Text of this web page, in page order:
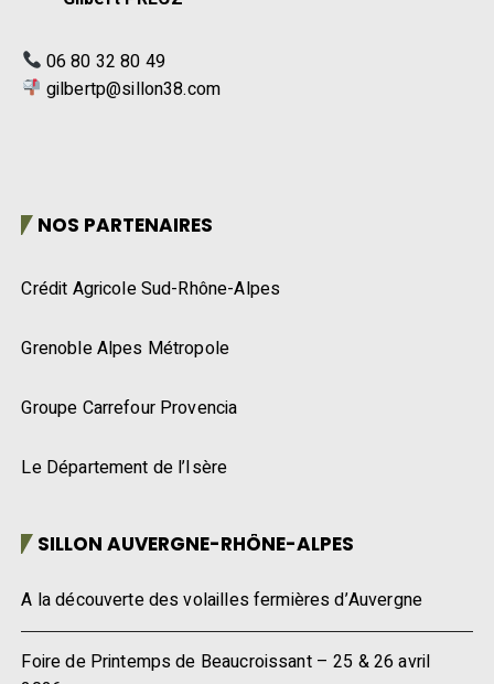
06 80 32 80 49
gilbertp@sillon38.com
NOS PARTENAIRES
Crédit Agricole Sud-Rhône-Alpes
Grenoble Alpes Métropole
Groupe Carrefour Provencia
Le Département de l’Isère
SILLON AUVERGNE-RHÔNE-ALPES
A la découverte des volailles fermières d’Auvergne
Foire de Printemps de Beaucroissant – 25 & 26 avril